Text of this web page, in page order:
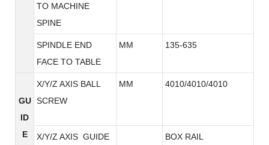
TO MACHINE
SPINE
SPINDLE END
FACE TO TABLE
MM 135-635
GU
ID
E
X/Y/Z AXIS BALL
SCREW
MM 4010/4010/4010
X/Y/Z AXIS GUIDE
BOX RAIL